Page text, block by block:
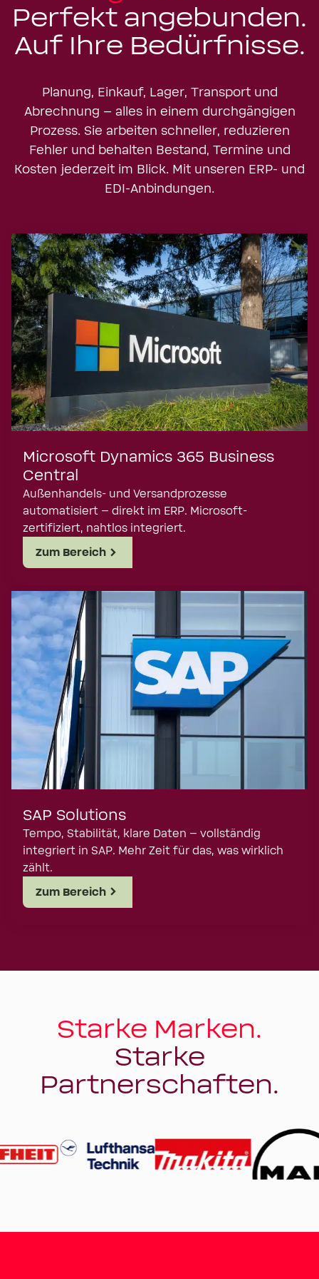
Auftragserfassung am Versandort
Zur Lösung
Warenursprung &
Präferenzen
Zur Lösung
Elektronische
Zollanmeldung via
Zur Lösung
Zur Lösung
internationaler Fracht
Zur Lösung
Umschlag
Koordination beim Wechsel der
Zur Lösung
Multi-Carrier-Versandsoftware
Auslieferung mit Carriern (KEP)
Sanktionslistenprüfung
Finale Compliance-Prüfung vor
Zustellung
Zur Lösung
Sendungstracking
Echtzeit-Verfolgung während des
Transports
Zur Lösung
Transportmanagementsystem
Planung und Durchführung für den
Nachlauf
Zur Lösung
Perfekt angebunden.
Auf Ihre Bedürfnisse.
Planung, Einkauf, Lager, Transport und
Abrechnung – alles in einem durchgängigen
Prozess. Sie arbeiten schneller, reduzieren
Fehler und behalten Bestand, Termine und
Kosten jederzeit im Blick. Mit unseren ERP- und
EDI-Anbindungen.
Microsoft Dynamics 365 Business
Central
Außenhandels- und Versandprozesse
automatisiert – direkt im ERP. Microsoft-
zertifiziert, nahtlos integriert.
Zum Bereich
SAP Solutions
Tempo, Stabilität, klare Daten – vollständig
integriert in SAP. Mehr Zeit für das, was wirklich
zählt.
Zum Bereich
Starke Marken.
Starke
Partnerschaften.